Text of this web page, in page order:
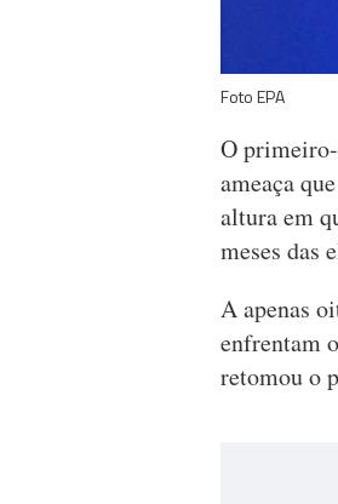
Foto EPA
O
ameaça
altura em
meses das
A apenas
enfrentam
retomou o